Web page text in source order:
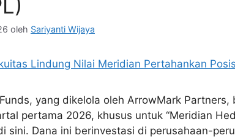
oleh Sariyanti Wijaya
yang dikelola oleh ArrowMark
pertama 2026, khusus untuk “Meridian
sini. Dana ini berinvestasi di perusahaan-